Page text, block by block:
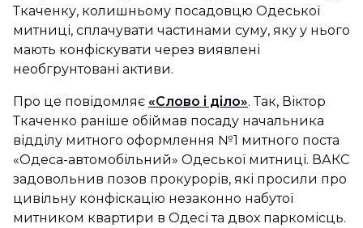
Ткаченку, колишньому посадовцю Одеської
митниці, сплачувати частинами суму, яку у нього
мають конфіскувати через виявлені
необгрунтовані активи.
Про це повідомляє «Слово і діло». Так, Віктор
Ткаченко раніше обіймав посаду начальника
відділу митного оформлення №1 митного поста
«Одеса-автомобільний» Одеської митниці. ВАКС
задовольнив позов прокурорів, які просили про
цивільну конфіскацію незаконно набутої
митником квартири в Одесі та двох паркомісць.